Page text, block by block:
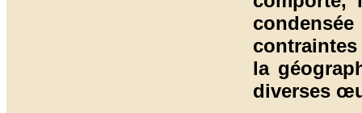
la
diverses